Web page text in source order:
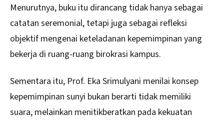
Menurutnya, buku itu dirancang tidak hanya sebagai
catatan seremonial, tetapi juga sebagai refleksi
objektif mengenai keteladanan kepemimpinan yang
bekerja di ruang-ruang birokrasi kampus.
Sementara itu, Prof. Eka Srimulyani menilai konsep
kepemimpinan sunyi bukan berarti tidak memiliki
suara, melainkan menitikberatkan pada kekuatan